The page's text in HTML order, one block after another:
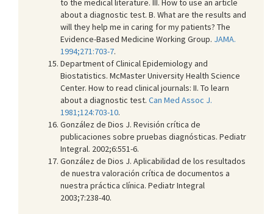
about a diagnostic test. B. What are the results and
will they help me in caring for my patients? The
Evidence-Based Medicine Working Group. JAMA.
1994;271:703-7.
Department of Clinical Epidemiology and
Biostatistics. McMaster University Health Science
Center. How to read clinical journals: II. To learn
about a diagnostic test. Can Med Assoc J.
1981;124:703-10.
González de Dios J. Revisión crítica de
publicaciones sobre pruebas diagnósticas. Pediatr
Integral. 2002;6:551-6.
González de Dios J. Aplicabilidad de los resultados
de nuestra valoración crítica de documentos a
nuestra práctica clínica. Pediatr Integral
2003;7:238-40.